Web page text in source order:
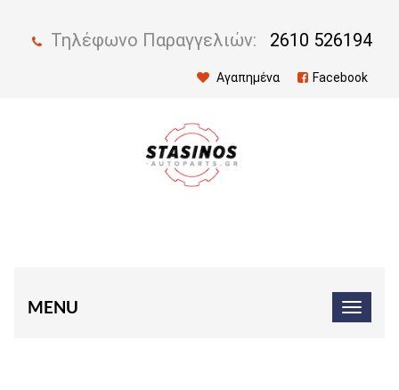
Τηλέφωνο Παραγγελιών: 2610 526194
Αγαπημένα Facebook
MENU